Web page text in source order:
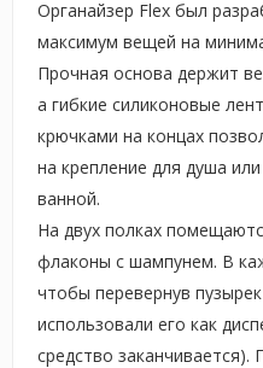
Органайзер Flex был
максимум вещей на
Прочная основа держит
а гибкие силиконовые
крючками на концах
на крепление для душа
ванной.
На двух полках
флаконы с шампунем. В
чтобы перевернув
использовали его как
средство